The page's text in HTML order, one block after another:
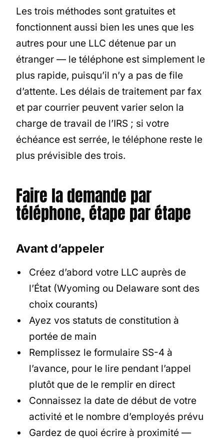
Les trois méthodes sont gratuites et
fonctionnent aussi bien les unes que les
autres pour une LLC détenue par un
étranger — le téléphone est simplement le
plus rapide, puisqu’il n’y a pas de file
d’attente. Les délais de traitement par fax
et par courrier peuvent varier selon la
charge de travail de l’IRS ; si votre
échéance est serrée, le téléphone reste le
plus prévisible des trois.
Faire la demande par
téléphone, étape par étape
Avant d’appeler
Créez d’abord votre LLC auprès de
l’État (Wyoming ou Delaware sont des
choix courants)
Ayez vos statuts de constitution à
portée de main
Remplissez le formulaire SS-4 à
l’avance, pour le lire pendant l’appel
plutôt que de le remplir en direct
Connaissez la date de début de votre
activité et le nombre d’employés prévu
Gardez de quoi écrire à proximité —